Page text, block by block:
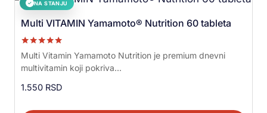
✓ NA STANJU
Multi VITAMIN Yamamoto® Nutrition 60 tableta
Ocenjeno sa
5.00
od 5
Multi Vitamin Yamamoto Nutrition je premium dnevni
multivitamin koji pokriva...
1.550 RSD